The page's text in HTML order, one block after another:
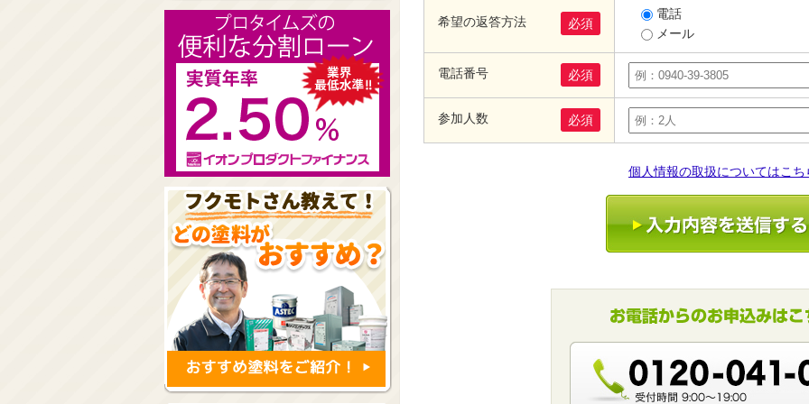
希望の返答方法 必須
電話
メール
電話番号 必須
参加人数 必須
個人情報の取扱についてはこち